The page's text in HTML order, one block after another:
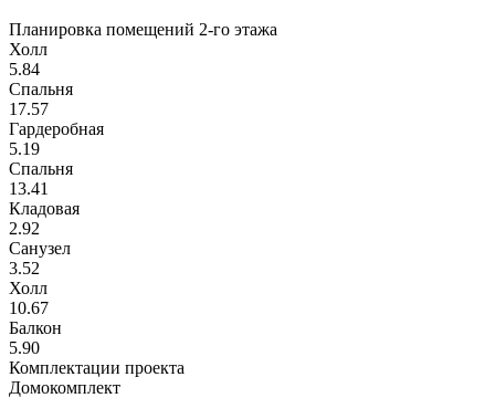
Планировка помещений 2-го этажа
Холл
5.84
Спальня
17.57
Гардеробная
5.19
Спальня
13.41
Кладовая
2.92
Санузел
3.52
Холл
10.67
Балкон
5.90
Комплектации проекта
Домокомплект